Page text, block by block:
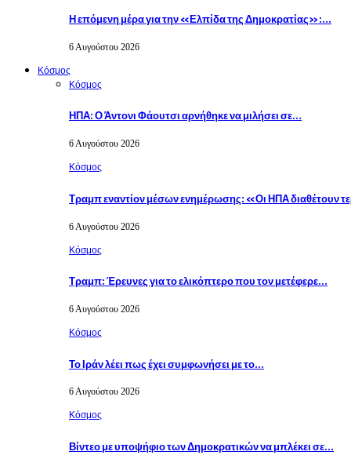
Η επόμενη μέρα για την «Ελπίδα της Δημοκρατίας»:…
6 Αυγούστου 2026
Κόσμος
Κόσμος
ΗΠΑ: Ο Άντονι Φάουτσι αρνήθηκε να μιλήσει σε…
6 Αυγούστου 2026
Κόσμος
Τραμπ εναντίον μέσων ενημέρωσης: «Οι ΗΠΑ διαθέτουν
6 Αυγούστου 2026
Κόσμος
Τραμπ: Έρευνες για το ελικόπτερο που τον μετέφερε…
6 Αυγούστου 2026
Κόσμος
Το Ιράν λέει πως έχει συμφωνήσει με το…
6 Αυγούστου 2026
Κόσμος
Βίντεο με υποψήφιο των Δημοκρατικών να μπλέκει σε…